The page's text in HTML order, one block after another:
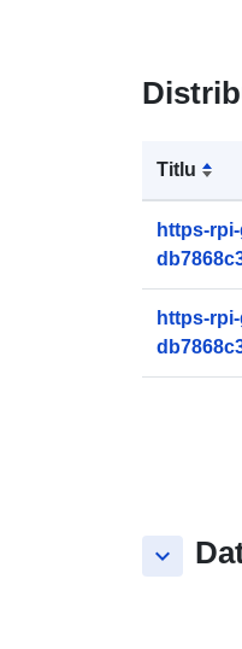
Titlu
https-
https-
keyboard_arrow_down